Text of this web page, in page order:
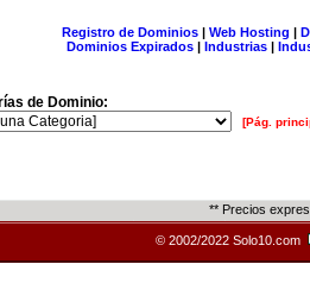
Registro de Dominios| Web Hosting |
Dominios Expirados | Industrias |
de Dominio:
[Pág.
** Precios
© 2002/2022 Solo10.com